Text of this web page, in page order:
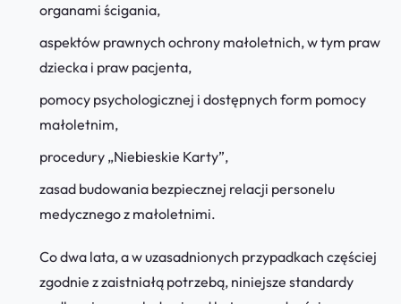
organami ścigania,
aspektów prawnych ochrony małoletnich, w tym praw
dziecka i praw pacjenta,
pomocy psychologicznej i dostępnych form pomocy
małoletnim,
procedury „Niebieskie Karty”,
zasad budowania bezpiecznej relacji personelu
medycznego z małoletnimi.
Co dwa lata, a w uzasadnionych przypadkach częściej
zgodnie z zaistniałą potrzebą, niniejsze standardy